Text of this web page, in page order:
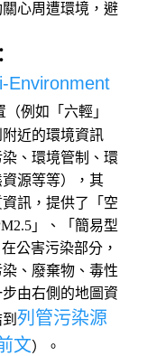
心周遭環境，避
i-Environment
例如「六輕」
近的環境資訊
染、環境管制、環
源等等），其
訊，提供了「空
」、「簡易型
公害污染部分，
、廢棄物、毒性
由右側的地圖資
列管污染源
文）。